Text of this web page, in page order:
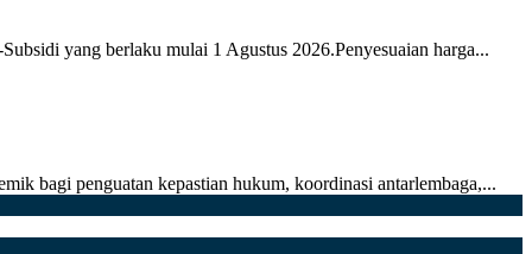
yang berlaku mulai 1 Agustus 2026.Penyesuaian harga...
bagi penguatan kepastian hukum, koordinasi antarlembaga,...